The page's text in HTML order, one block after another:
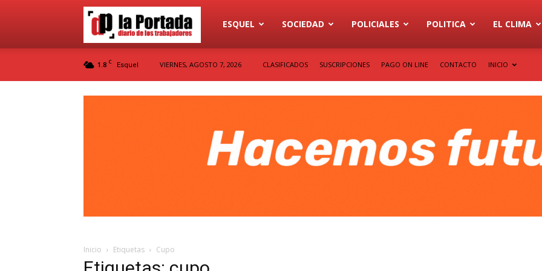
Diario
ESQUEL SOCIEDAD POLICIALES POLITICA EL CLIMA
1.8 C Esquel VIERNES, AGOSTO 7, 2026 CLASIFICADOS SUSCRIPCIONES PAGO ON LINE CONTACTO INICIO
Inicio Etiquetas Cupo